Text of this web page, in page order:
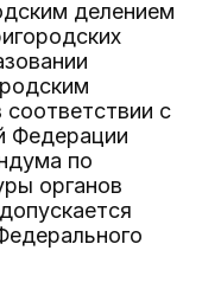
делением
соответствии с
Федерации
по
органов